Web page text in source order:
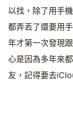
以找，除了用手
都弄丟了還要用
年才第一次發現
心是因為多年來
友，記得要去